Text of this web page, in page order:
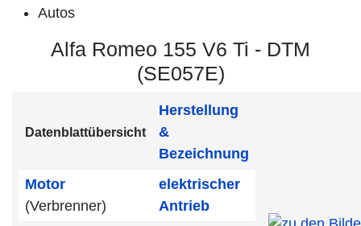
Autos
Alfa Romeo 155 V6 Ti - DTM
(SE057E)
Datenblattübersicht
Herstellung
&
Bezeichnung
Motor
(Verbrenner)
elektrischer
Antrieb